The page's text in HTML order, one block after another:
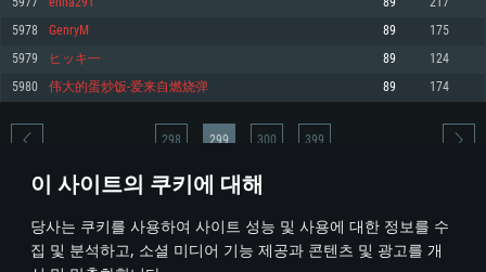
이 사이트의 쿠키에 대해
당사는 쿠키를 사용하여 사이트 성능 및 사용에 대한 정보를 수
집 및 분석하고, 소셜 미디어 기능 제공과 콘텐츠 및 광고를 개
570 혹은 그 이상
여유 저장 공간: 62.2 GB (전체 클라이언트)
네트워크: 브로드밴드 인터넷
여유 저장 공간: 62.2 GB (전체 클라이언트)
운영체제: Ubuntu 20.04 64bit
프로세서: Intel Core i7
메모리: 16 GB
그래픽 카드: Vulkan 을 지원하고, 최신 그래픽 드라이버를 지원하는 NVIDIA
1060 (6개월 미만) 혹은 그와 동급의 성능을 가지며 최신 그래픽 드라이버를
지원하는 AMD RX 570 (6개월 미만; 최소사양 지원 해상도 720p) 이상
여유 저장 공간: 62.2 GB (전체 클라이언트)
5977 enha291 89 217
5978 GenryM 89 175
5979 ヒッキ一 89 124
5980 伟大的蛋炒饭-爱来自燃烧弹 89 174
* 순위표는 매일 1회 갱신됩니다
298 299 300 399